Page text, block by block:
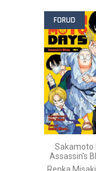
FORUD
Sakamoto
Assassin's